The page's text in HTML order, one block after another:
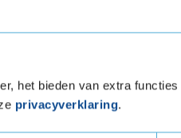
het bieden van extra
privacyverklaring.